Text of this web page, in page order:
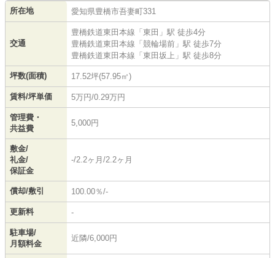
所在地 愛知県豊橋市吾妻町331
交通
豊橋鉄道東田本線 「 東田 」駅 徒歩4分
豊橋鉄道東田本線 「 競輪場前 」駅 徒歩7分
豊橋鉄道東田本線 「 東田坂上 」駅 徒歩8分
坪数(面積) 17.52坪(57.95㎡)
賃料/坪単価 5万円/0.29万円
管理費・
共益費
5,000円
敷金/
礼金/
保証金
-/2.2ヶ月/2.2ヶ月
償却/敷引 100.00％/-
更新料 -
駐車場/
月額料金
近隣/6,000円